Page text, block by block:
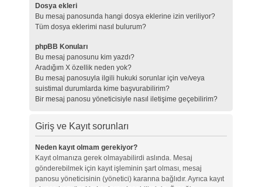
Dosya ekleri
Bu mesaj panosunda hangi dosya eklerine izin veriliyor?
Tüm dosya eklerimi nasıl bulurum?
phpBB Konuları
Bu mesaj panosunu kim yazdı?
Aradığım X özellik neden yok?
Bu mesaj panosuyla ilgili hukuki sorunlar için ve/veya
suistimal durumlarda kime başvurabilirim?
Bir mesaj panosu yöneticisiyle nasıl iletişime geçebilirim?
Giriş ve Kayıt sorunları
Neden kayıt olmam gerekiyor?
Kayıt olmanıza gerek olmayabilirdi aslında. Mesaj
gönderebilmek için kayıt işleminin şart olması, mesaj
panosu yöneticisinin (yönetici) kararına bağlıdır. Ayrıca kayıt